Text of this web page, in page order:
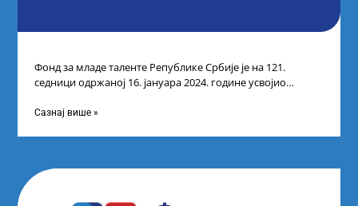
Фонд за младе таленте Републике Србије је на 121.
седници одржаној 16. јануара 2024. године усвојио
Сазнај више »